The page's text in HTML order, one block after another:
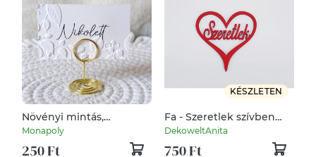
Növényi mintás,
dombornyomott esküvői
ültetőkártya, névtábla,
ültetőkártya,
Monapoly
250 Ft
KÉSZLETEN
Fa - Szeretlek szívben
piros 10cm
DekoweltAnita
750 Ft